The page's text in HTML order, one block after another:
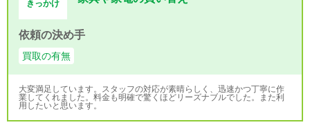
きっかけ
依頼の決め手
買取の有無
大変満足しています。スタッフの対応が素晴らしく、迅速かつ丁寧に作
業してくれました。料金も明確で驚くほどリーズナブルでした。また利
用したいと思います。